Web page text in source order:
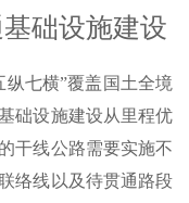
础设施建设
纵七横”覆盖国土全境
础设施建设从里程优
干线公路需要实施不
络线以及待贯通路段